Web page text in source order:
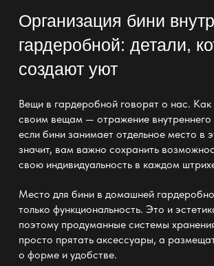
Организация бини
гардеробной: детали,
создают уют
Вещи в гардеробнойговорят о нас.
своим вещам — отражение
если бини занимает отдельное место в
значит, вам важно сохранить
свою индивидуальность в каждом
Место для бини в домашней
только функциональность. Это и
поэтому продуманные системы
просто прятать аксессуары, а
о форме и удобстве.